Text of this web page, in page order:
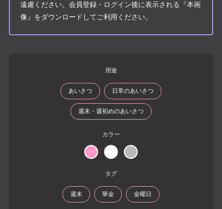
遠慮ください。会員登録・ログイン後に表示される『本画
像』をダウンロードしてご利用ください。
用途
あいさつ 日常のあいさつ
週末・週初めのあいさつ
カラー
タグ
週末 華金 金曜日